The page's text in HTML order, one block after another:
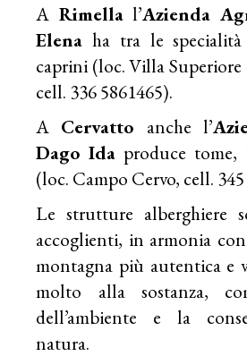
A Rimella l’Azienda
Elena ha tra le
caprini (loc. Villa
cell. 336 5861465).
A Cervatto anche l’
Dago Ida produce
(loc. Campo Cervo, cell.
Le strutture alberghiere
accoglienti, in armonia
montagna più autentica e
molto alla sostanza,
dell’ambiente e la
natura.